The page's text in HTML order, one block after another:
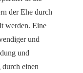
der Ehe durch
werden. Eine
und
und
einen